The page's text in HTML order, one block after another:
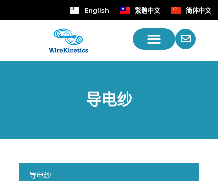
English 繁體中文 简体中文
导电纱
导电纱